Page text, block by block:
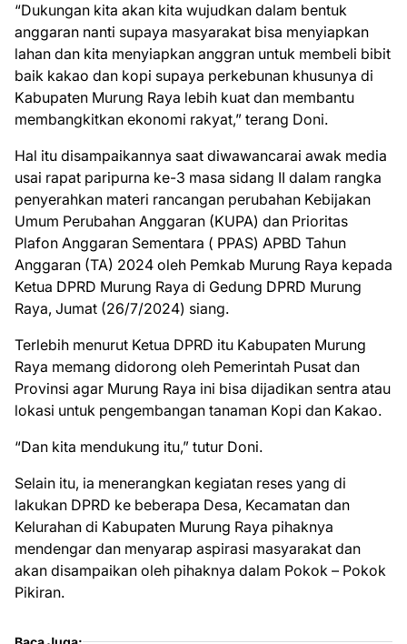
“Dukungan kita akan kita wujudkan dalam bentuk
anggaran nanti supaya masyarakat bisa menyiapkan
lahan dan kita menyiapkan anggran untuk membeli bibit
baik kakao dan kopi supaya perkebunan khusunya di
Kabupaten Murung Raya lebih kuat dan membantu
membangkitkan ekonomi rakyat,” terang Doni.
Hal itu disampaikannya saat diwawancarai awak media
usai rapat paripurna ke-3 masa sidang II dalam rangka
penyerahkan materi rancangan perubahan Kebijakan
Umum Perubahan Anggaran (KUPA) dan Prioritas
Plafon Anggaran Sementara ( PPAS) APBD Tahun
Anggaran (TA) 2024 oleh Pemkab Murung Raya kepada
Ketua DPRD Murung Raya di Gedung DPRD Murung
Raya, Jumat (26/7/2024) siang.
Terlebih menurut Ketua DPRD itu Kabupaten Murung
Raya memang didorong oleh Pemerintah Pusat dan
Provinsi agar Murung Raya ini bisa dijadikan sentra atau
lokasi untuk pengembangan tanaman Kopi dan Kakao.
“Dan kita mendukung itu,” tutur Doni.
Selain itu, ia menerangkan kegiatan reses yang di
lakukan DPRD ke beberapa Desa, Kecamatan dan
Kelurahan di Kabupaten Murung Raya pihaknya
mendengar dan menyarap aspirasi masyarakat dan
akan disampaikan oleh pihaknya dalam Pokok – Pokok
Pikiran.